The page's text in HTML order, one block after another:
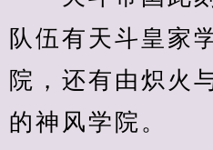
队伍有天斗皇家
院，还有由炽火
的神风学院。